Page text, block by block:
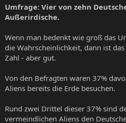
m
Umfrage: Vier von zehn
Außerirdische.
Wenn man bedenkt wie groß das
die Wahrscheinlichkeit, dann ist
Zahl - aber gut.
Von den Befragten waren 37%
Aliens bereits die Erde besuchen.
Rund zwei Drittel dieser 37% sind
vermeindlichen Aliens den